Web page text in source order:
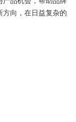
向，在日益复杂的